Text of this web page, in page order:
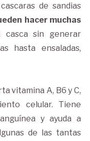
de sandias
hacer muchas
sin generar
hasta ensaladas,
vitamina A, B6 y C,
celular. Tiene
y ayuda a
de las tantas